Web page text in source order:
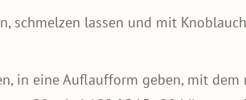
schmelzen lassen und mit
in eine Auflaufform geben, mit dem